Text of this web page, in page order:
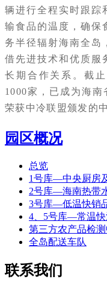
辆进行全程实时跟踪
输食品的温度，确保
务半径辐射海南全岛
借先进技术和优质服
长期合作关系。截
1000家，已成为海
荣获中冷联盟颁发的
园区概况
总览
1号库—中央厨房
2号库—海南热带
3号库—低温快销
4、5号库—常温快
第三方农产品检
全岛配送车队
联系我们